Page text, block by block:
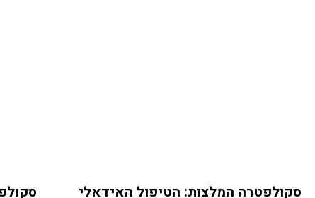
סקולפטרה המלצות: הטיפול האידאלי